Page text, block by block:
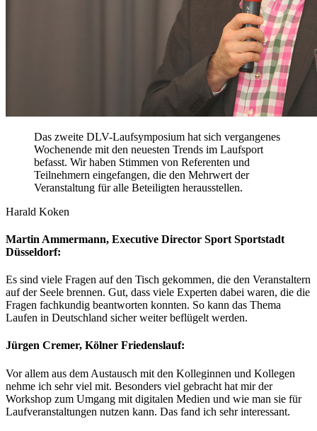
Das zweite DLV-Laufsymposium hat sich vergangenes
Wochenende mit den neuesten Trends im Laufsport
befasst. Wir haben Stimmen von Referenten und
Teilnehmern eingefangen, die den Mehrwert der
Veranstaltung für alle Beteiligten herausstellen.
Harald Koken
Martin Ammermann, Executive Director Sport Sportstadt
Düsseldorf:
Es sind viele Fragen auf den Tisch gekommen, die den Veranstaltern
auf der Seele brennen. Gut, dass viele Experten dabei waren, die die
Fragen fachkundig beantworten konnten. So kann das Thema
Laufen in Deutschland sicher weiter beflügelt werden.
Jürgen Cremer, Kölner Friedenslauf:
Vor allem aus dem Austausch mit den Kolleginnen und Kollegen
nehme ich sehr viel mit. Besonders viel gebracht hat mir der
Workshop zum Umgang mit digitalen Medien und wie man sie für
Laufveranstaltungen nutzen kann. Das fand ich sehr interessant.